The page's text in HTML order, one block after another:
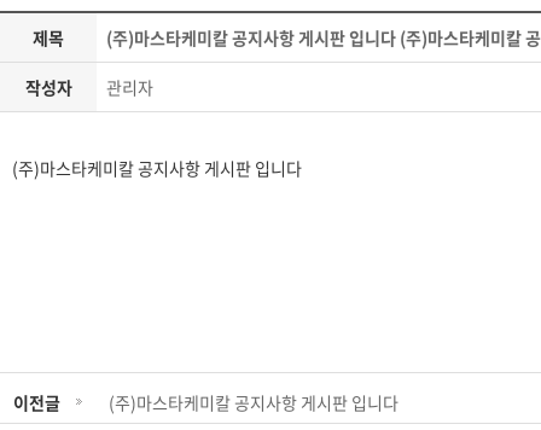
제목 (주)마스타케미칼 공지사항 게시판 입니다 (주)마스타케미칼
작성자 관리자
(주)마스타케미칼 공지사항 게시판 입니다
이전글 (주)마스타케미칼 공지사항 게시판 입니다